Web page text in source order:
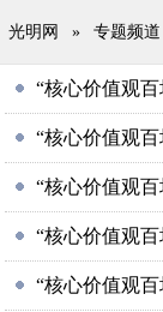
光明网 » 专题频道
“核心价值观
“核心价值观
“核心价值观
“核心价值观
“核心价值观